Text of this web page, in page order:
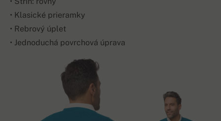
• Klasické prieramky
• Rebrový úplet
• Jednoduchá povrchová úprava